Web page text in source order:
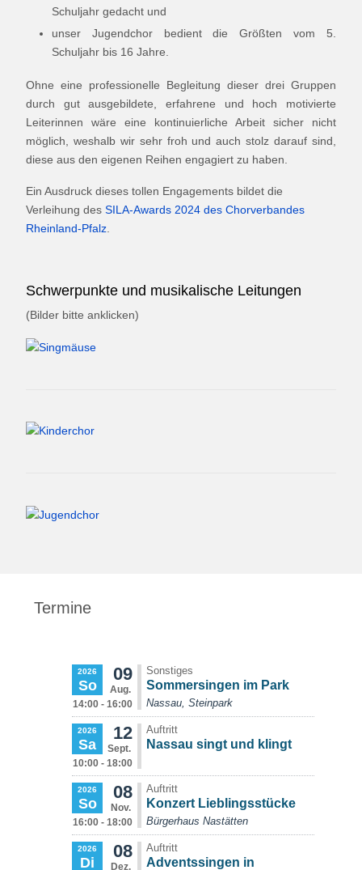
Schuljahr gedacht und
unser Jugendchor bedient die Größten vom 5.
Schuljahr bis 16 Jahre.
Ohne eine professionelle Begleitung dieser drei Gruppen
durch gut ausgebildete, erfahrene und hoch motivierte
Leiterinnen wäre eine kontinuierliche Arbeit sicher nicht
möglich, weshalb wir sehr froh und auch stolz darauf sind,
diese aus den eigenen Reihen engagiert zu haben.
Ein Ausdruck dieses tollen Engagements bildet die
Verleihung des SILA-Awards 2024 des Chorverbandes
Rheinland-Pfalz
Schwerpunkte und musikalische Leitungen
(Bilder bitte anklicken)
Termine